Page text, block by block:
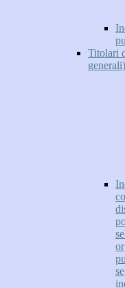
Titolari
generali)